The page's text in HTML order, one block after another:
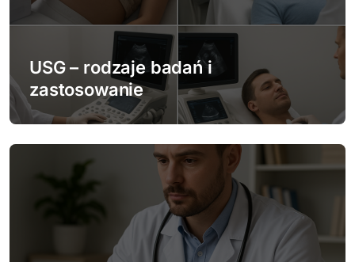
p
s
u
USG – rodzaje badań i
zastosowanie